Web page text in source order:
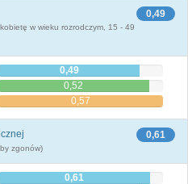
0,49
w wieku rozrodczym, 15 - 49
0,49
0,52
0,57
0,61
zgonów)
0,61